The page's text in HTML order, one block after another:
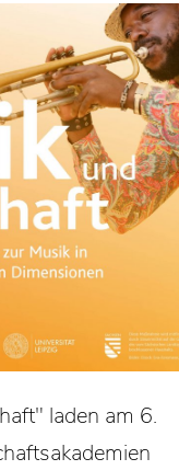
laden am 6.